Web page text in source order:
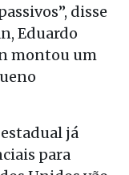
disse
Eduardo
montou um
já
para